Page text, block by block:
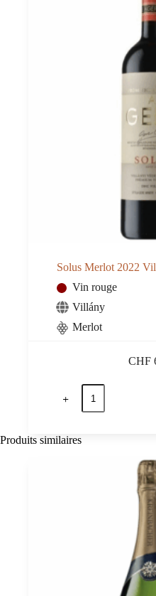
Solus Merlot 2022
Vin rouge
Villány
Merlot
CHF
quantité
Solus
2022
Produits similaires